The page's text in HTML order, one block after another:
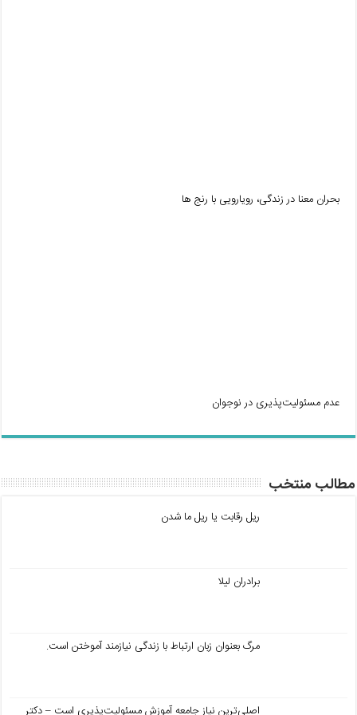
بحران معنا در زندگی، رویارویی با رنج ها
عدم مسئولیت‌پذیری در نوجوان
مطالب منتخب
ریل رقابت یا ریل ما شدن
برادران لیلا
مرگ بعنوان زبان ارتباط با زندگی نیازمند آموختن است.
اصلی‌ترین نیاز جامعه آموزش مسئولیت‌پذیری است – دکتر